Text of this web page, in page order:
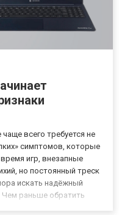
всего требуется не
симптомов, которые
игр, внезапные
но постоянный треск
искать надёжный
Чем раньше обратить